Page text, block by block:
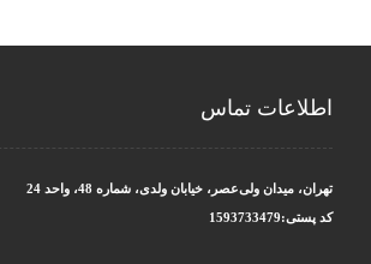
اطلاعات تماس
تهران، میدان ولی‌عصر، خیابان ولدی، شماره 48، واحد 24
کد پستی:1593733479